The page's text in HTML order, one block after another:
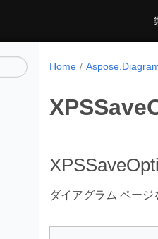
Home
ダイアグラム ペー